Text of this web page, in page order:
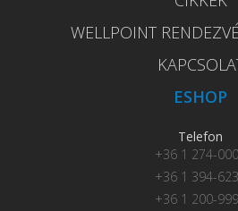
WELLPOINT
ESHOP
Telefon
+36 1 274-
+36 1 394-
+36 1 200-